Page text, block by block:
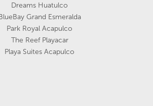
Dreams Huatulco
Grand Esmeralda
Park Royal Acapulco
The Reef Playacar
Playa Suites Acapulco